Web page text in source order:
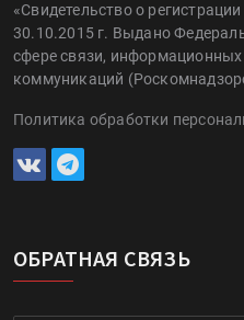
«Свидетельство о
30.10.2015 г. Выдано
сфере связи,
коммуникаций
Политика обработки
ОБРАТНАЯ СВЯЗЬ